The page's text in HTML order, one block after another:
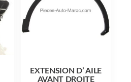
EXTENSION D’ AILE
AVANT DROITE